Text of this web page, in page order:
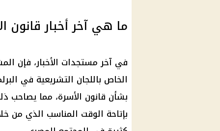
ما هي آخر أخبار قانون
في آخر مستجدات الأخبار، فإن
الخاص باللجان التشريعية في
بشأن قانون الأسرة، مما يصاحب
بإتاحة الوقت المناسب الذي من